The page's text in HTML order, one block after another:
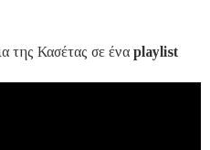
της Κασέτας σε ένα playlist